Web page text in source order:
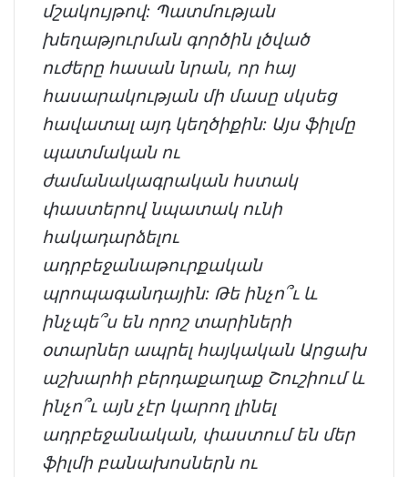
մշակույթով: Պատմության
խեղաթյուրման գործին լծված
ուժերը հասան նրան, որ հայ
հասարակության մի մասը սկսեց
հավատալ այդ կեղծիքին: Այս ֆիլմը
պատմական ու
ժամանակագրական հստակ
փաստերով նպատակ ունի
հակադարձելու
ադրբեջանաթուրքական
պրոպագանդային: Թե ինչո՞ւ և
ինչպե՞ս են որոշ տարիների
օտարներ ապրել հայկական Արցախ
աշխարհի բերդաքաղաք Շուշիում և
ինչո՞ւ այն չէր կարող լինել
ադրբեջանական, փաստում են մեր
ֆիլմի բանախոսներն ու